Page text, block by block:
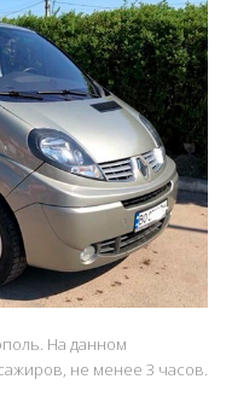
На данном
не менее 3 часов.